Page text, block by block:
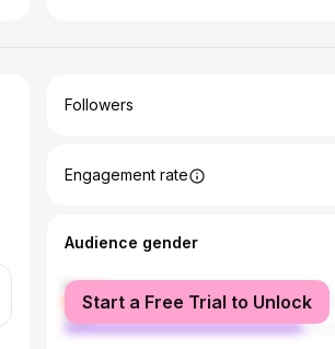
Followers
Engagement rate
Audience gender
female
male
Start a Free Trial to Unlock